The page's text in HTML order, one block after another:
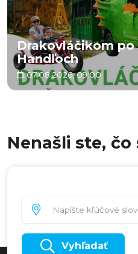
Drakovláčikom po
Handľoch
07.08.2026, 09:00
Nenašli ste,
Vyhľadať